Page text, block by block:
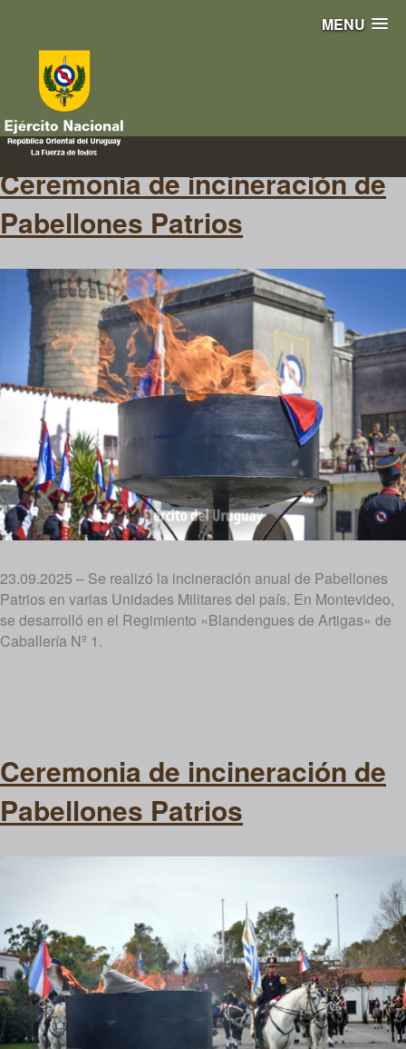
MENU
desuso
Ceremonia de incineración de
Pabellones Patrios
23.09.2025 – Se realizó la incineración anual de Pabellones
Patrios en varias Unidades Militares del país. En Montevideo,
se desarrolló en el Regimiento «Blandengues de Artigas» de
Caballería Nº 1.
Ceremonia de incineración de
Pabellones Patrios